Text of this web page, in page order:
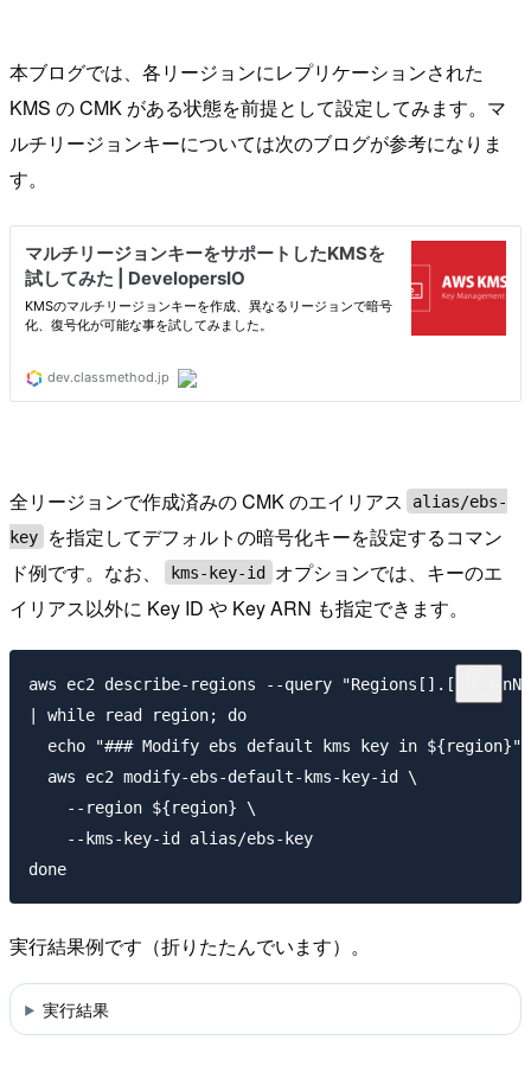
本ブログでは、各リージョンにレプリケーションされた
KMS の CMK がある状態を前提として設定してみます。マ
ルチリージョンキーについては次のブログが参考になりま
す。
全リージョンで作成済みの CMK のエイリアス
alias/ebs-
key
を指定してデフォルトの暗号化キーを設定するコマン
ド例です。なお、
kms-key-id オプションでは、キーのエ
イリアス以外に Key ID や Key ARN も指定できます。
aws ec2 describe-regions --query
| while read region; do
  echo "### Modify ebs default kms key in ${region}"
  aws ec2 modify-ebs-default-kms-key-id \
    --region ${region} \
    --kms-key-id alias/ebs-key
実行結果例です（折りたたんでいます）。
実行結果